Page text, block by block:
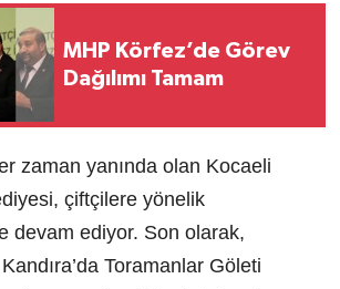
MHP Körfez’de Görev
Dağılımı Tamam
zaman yanında olan Kocaeli
çiftçilere yönelik
devam ediyor. Son olarak,
Toramanlar Göleti